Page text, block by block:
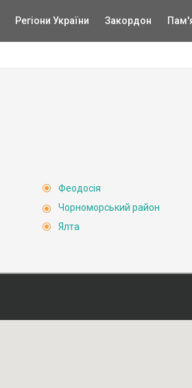
Регіони України Закордон
Феодосія
Чорноморський район
Ялта